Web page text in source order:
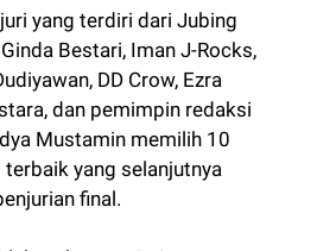
yang terdiri dari Jubing
Bestari, Iman J-Rocks,
DD Crow, Ezra
dan pemimpin redaksi
Mustamin memilih 10
yang selanjutnya
final.